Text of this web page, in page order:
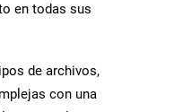
en todas sus
de archivos,
con una